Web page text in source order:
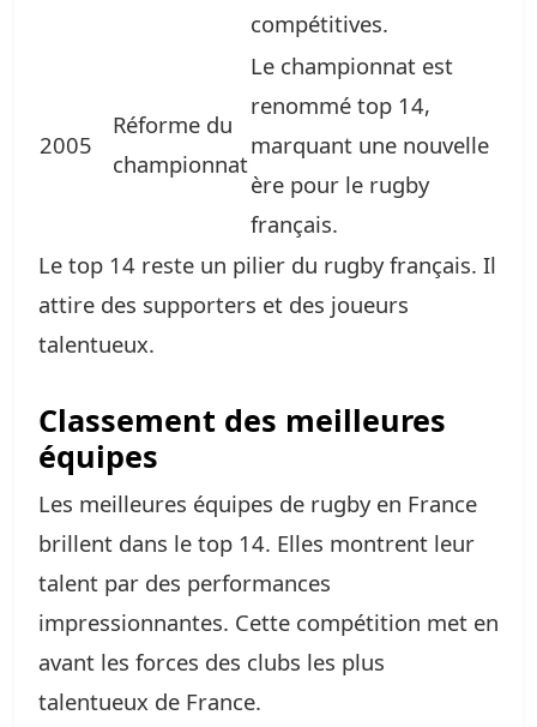
compétitives.
2005
Réforme du
championnat
Le championnat est
renommé top 14,
marquant une nouvelle
ère pour le rugby
français.
Le top 14 reste un pilier du rugby français. Il
attire des supporters et des joueurs
talentueux.
Classement des meilleures
équipes
Les meilleures équipes de rugby en France
brillent dans le top 14. Elles montrent leur
talent par des performances
impressionnantes. Cette compétition met en
avant les forces des clubs les plus
talentueux de France.